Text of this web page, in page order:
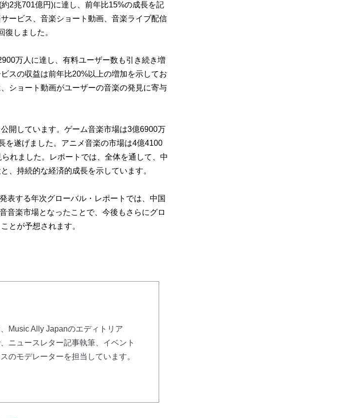
2兆701億円)に達し、前年比15%の成長を記
ービス、音楽ショート動画、音楽ライブ配信
しました。
万人に達し、有料ユーザー数も引き続き増
スの収益は前年比20%以上の増加を示してお
ショート動画がユーザーの音楽の発見に寄与
開しています。ゲーム音楽市場は3億6900万
を遂げました。アニメ音楽の市場は4億4100
れました。レポートでは、全体を通して、中
、持続的な経済的成長を示しています。
表する年次グローバル・レポートでは、中国
音楽市場となったことで、今後もさらにグロ
とが予想されます。
Music Ally Japanのエディトリア
ニュースレター記事執筆、イベント
のモデレーターを担当しています。